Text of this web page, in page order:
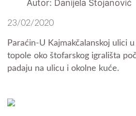
Autor: Danijela Stojanović
23/02/2020
Paraćin-U Kajmakčalanskoj ulici
topole oko štofarskog igrališta
padaju na ulicu i okolne kuće.